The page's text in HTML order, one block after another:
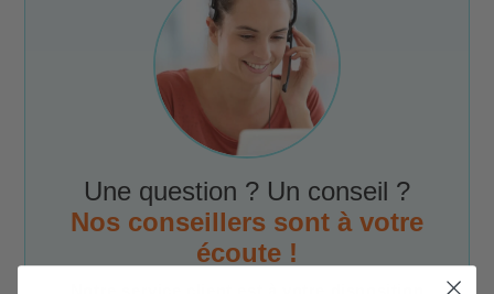
Une question ? Un conseil ?
Nos conseillers sont à votre
écoute !